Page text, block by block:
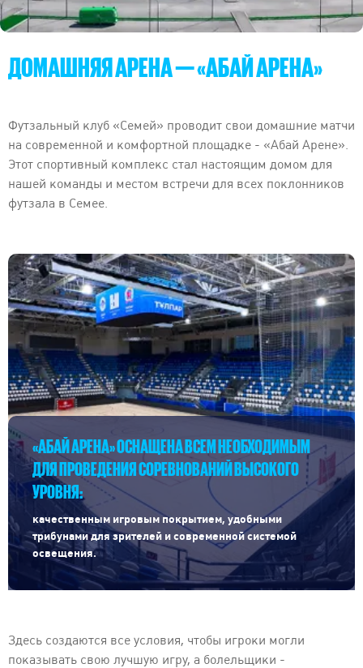
ДОМАШНЯЯ АРЕНА — «АБАЙ АРЕНА»
Футзальный клуб «Семей» проводит свои домашние матчи
на современной и комфортной площадке - «Абай Арене».
Этот спортивный комплекс стал настоящим домом для
нашей команды и местом встречи для всех поклонников
футзала в Семее.
«АБАЙ АРЕНА» ОСНАЩЕНА ВСЕМ НЕОБХОДИМЫМ
ДЛЯ ПРОВЕДЕНИЯ СОРЕВНОВАНИЙ ВЫСОКОГО
УРОВНЯ:
качественным игровым покрытием, удобными
трибунами для зрителей и современной системой
освещения.
Здесь создаются все условия, чтобы игроки могли
показывать свою лучшую игру, а болельщики -